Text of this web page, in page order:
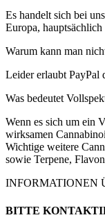
Es handelt sich bei
Europa,
Warum kann man
Leider erlaubt PayPal
Was bedeutet
Wenn es sich um ein
wirksamen
Wichtige weitere
sowie Terpene,
INFORMATIONEN
BITTE